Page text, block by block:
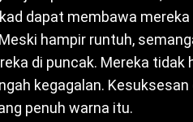
dapat membawa
hampir runtuh,
di puncak. Mereka tidak
kegagalan.
penuh warna itu.